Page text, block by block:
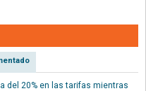
del 20% en las tarifas mientras